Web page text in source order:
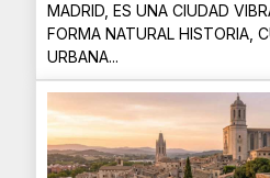
MADRID, ES UNA CIUDAD
FORMA NATURAL HISTORIA,
URBANA...